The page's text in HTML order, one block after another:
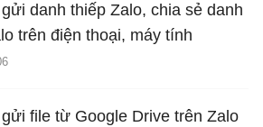
danh thiếp Zalo, chia sẻ danh
trên điện thoại, máy tính
file từ Google Drive trên Zalo